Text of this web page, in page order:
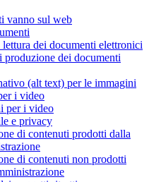
vanno sul web
dei documenti elettronici
dei documenti
(alt text) per le immagini
i video
per i video
e privacy
di contenuti prodotti dalla
di contenuti non prodotti